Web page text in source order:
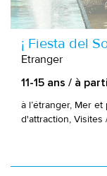
¡ Fiesta del
Etranger
11-15 ans / à
à l’étranger, Mer
d'attraction, Visites